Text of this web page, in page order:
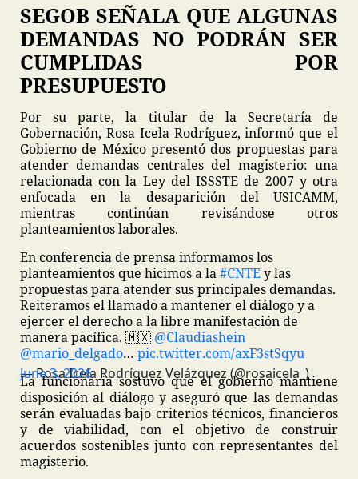
SEGOB SEÑALA QUE ALGUNAS
DEMANDAS NO PODRÁN SER
CUMPLIDAS POR
PRESUPUESTO
Por su parte, la titular de la Secretaría de
Gobernación, Rosa Icela Rodríguez, informó que el
Gobierno de México presentó dos propuestas para
atender demandas centrales del magisterio: una
relacionada con la Ley del ISSSTE de 2007 y otra
enfocada en la desaparición del USICAMM,
mientras continúan revisándose otros
planteamientos laborales.
En conferencia de prensa informamos los
planteamientos que hicimos a la#CNTEy las
propuestas para atender sus principales demandas.
Reiteramos el llamado a mantener el diálogo y a
ejercer el derecho a la libre manifestación de
manera pacífica. 🇲🇽 @Claudiashein
@mario_delgado… pic.twitter.com/axF3stSqyu
— Rosa Icela Rodríguez Velázquez (@rosaicela_)
June 3, 2026
La funcionaria sostuvo que el gobierno mantiene
disposición al diálogo y aseguró que las demandas
serán evaluadas bajo criterios técnicos, financieros
y de viabilidad, con el objetivo de construir
acuerdos sostenibles junto con representantes del
magisterio.